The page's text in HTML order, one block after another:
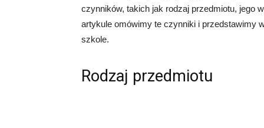
czynników, takich jak rodzaj przedmiotu, jego
artykule omówimy te czynniki i przedstawimy
szkole.
Rodzaj przedmiotu